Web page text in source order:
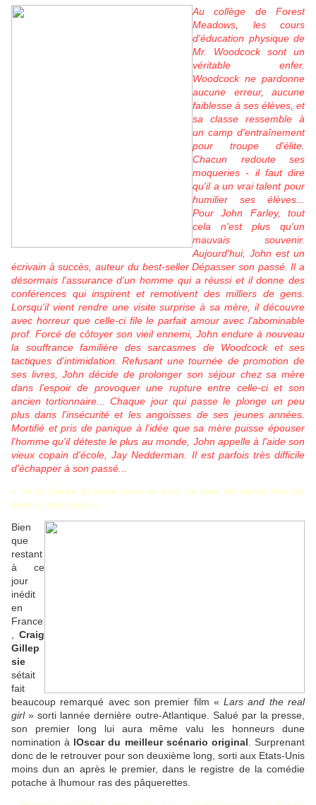
Au collège de Forest
Meadows, les cours
d'éducation physique de
Mr. Woodcock sont un
véritable enfer.
Woodcock ne pardonne
aucune erreur, aucune
faiblesse à ses élèves, et
sa classe ressemble à
un camp d'entraînement
pour troupe d'élite.
Chacun redoute ses
moqueries - il faut dire
qu'il a un vrai talent pour
humilier ses élèves...
Pour John Farley, tout
cela n'est plus qu'un
mauvais souvenir.
Aujourd'hui, John est un
écrivain à succès, auteur du best-seller Dépasser son passé. Il a
désormais l'assurance d'un homme qui a réussi et il donne des
conférences qui inspirent et remotivent des milliers de gens.
Lorsqu'il vient rendre une visite surprise à sa mère, il découvre
avec horreur que celle-ci file le parfait amour avec l'abominable
prof. Forcé de côtoyer son vieil ennemi, John endure à nouveau
la souffrance familière des sarcasmes de Woodcock et ses
tactiques d'intimidation. Refusant une tournée de promotion de
ses livres, John décide de prolonger son séjour chez sa mère
dans l'espoir de provoquer une rupture entre celle-ci et son
ancien tortionnaire... Chaque jour qui passe le plonge un peu
plus dans l'insécurité et les angoisses de ses jeunes années.
Mortifié et pris de panique à l'idée que sa mère puisse épouser
l'homme qu'il déteste le plus au monde, John appelle à l'aide son
vieux copain d'école, Jay Nedderman. Il est parfois très difficile
d'échapper à son passé...
« Je te laisse ta mère pour ce soir, un peu de repos fera du
bien à mes reins »
Bien
que
restant
à ce
jour
inédit
en
France
Craig
Gillep
sie
sétait
fait
beaucoup remarqué avec son premier film «Lars and the real
girl» sorti lannée dernière outre-Atlantique. Salué par la presse,
son premier long lui aura même valu les honneurs dune
nomination à lOscar du meilleur scénario original . Surprenant
donc de le retrouver pour son deuxième long, sorti aux Etats-Unis
moins dun an après le premier, dans le registre de la comédie
potache à lhumour ras des pâquerettes.